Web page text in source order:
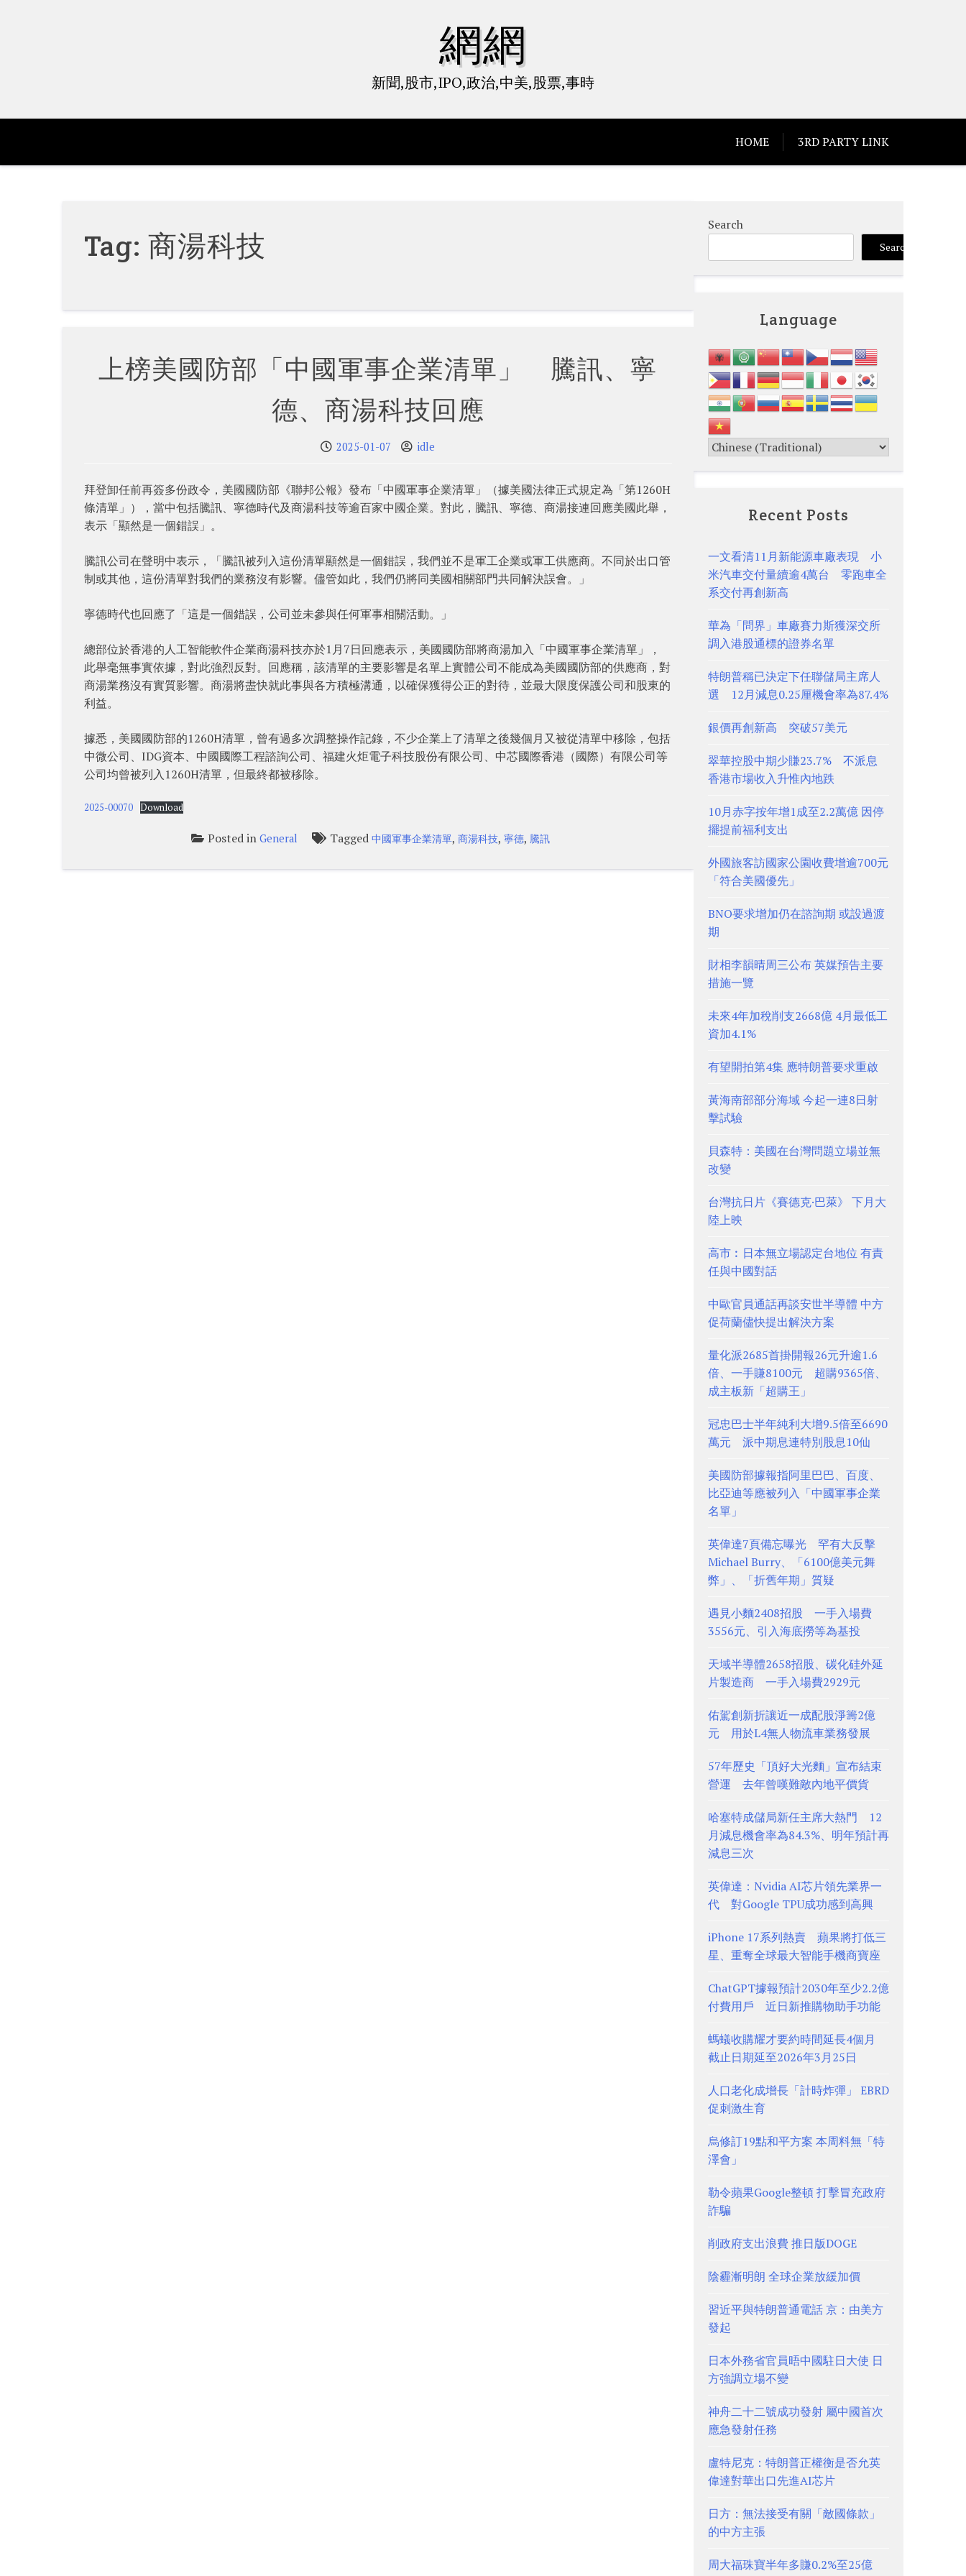
網網
新聞,股市,IPO,政治,中美,股票,事時
HOME 3RD PARTY LINK
Tag: 商湯科技
上榜美國防部「中國軍事企業清單」 騰訊、寧
德、商湯科技回應
2025-01-07 idle
拜登卸任前再簽多份政令，美國國防部《聯邦公報》發布「中國軍事企業清單」（據美國法律正式規定為「第1260H
條清單」），當中包括騰訊、寧德時代及商湯科技等逾百家中國企業。對此，騰訊、寧德、商湯接連回應美國此舉，
表示「顯然是一個錯誤」。
騰訊公司在聲明中表示，「騰訊被列入這份清單顯然是一個錯誤，我們並不是軍工企業或軍工供應商。不同於出口管
制或其他，這份清單對我們的業務沒有影響。儘管如此，我們仍將同美國相關部門共同解決誤會。」
寧德時代也回應了「這是一個錯誤，公司並未參與任何軍事相關活動。」
總部位於香港的人工智能軟件企業商湯科技亦於1月7日回應表示，美國國防部將商湯加入「中國軍事企業清單」，
此舉毫無事實依據，對此強烈反對。回應稱，該清單的主要影響是名單上實體公司不能成為美國國防部的供應商，對
商湯業務沒有實質影響。商湯將盡快就此事與各方積極溝通，以確保獲得公正的對待，並最大限度保護公司和股東的
利益。
據悉，美國國防部的1260H清單，曾有過多次調整操作記錄，不少企業上了清單之後幾個月又被從清單中移除，包括
中微公司、IDG資本、中國國際工程諮詢公司、福建火炬電子科技股份有限公司、中芯國際香港（國際）有限公司等
公司均曾被列入1260H清單，但最終都被移除。
2025-00070 Download
Posted inGeneral Tagged中國軍事企業清單,商湯科技,寧德, 騰訊
Search
Search
Language
Recent Posts
一文看清11月新能源車廠表現 小
米汽車交付量續逾4萬台 零跑車全
系交付再創新高
華為「問界」車廠賽力斯獲深交所
調入港股通標的證券名單
特朗普稱已決定下任聯儲局主席人
選 12月減息0.25厘機會率為87.4%
銀價再創新高 突破57美元
翠華控股中期少賺23.7% 不派息
香港市場收入升惟內地跌
10月赤字按年增1成至2.2萬億 因停
擺提前福利支出
外國旅客訪國家公園收費增逾700元
「符合美國優先」
BNO要求增加仍在諮詢期 或設過渡
期
財相李韻晴周三公布 英媒預告主要
措施一覽
未來4年加稅削支2668億 4月最低工
資加4.1%
有望開拍第4集 應特朗普要求重啟
黃海南部部分海域 今起一連8日射
擊試驗
貝森特：美國在台灣問題立場並無
改變
台灣抗日片《賽德克·巴萊》 下月大
陸上映
高市︰日本無立場認定台地位 有責
任與中國對話
中歐官員通話再談安世半導體 中方
促荷蘭儘快提出解決方案
量化派2685首掛開報26元升逾1.6
倍、一手賺8100元 超購9365倍、
成主板新「超購王」
冠忠巴士半年純利大增9.5倍至6690
萬元 派中期息連特別股息10仙
美國防部據報指阿里巴巴、百度、
比亞迪等應被列入「中國軍事企業
名單」
英偉達7頁備忘曝光 罕有大反擊
Michael Burry、「6100億美元舞
弊」、「折舊年期」質疑
遇見小麵2408招股 一手入場費
3556元、引入海底撈等為基投
天域半導體2658招股、碳化硅外延
片製造商 一手入場費2929元
佑駕創新折讓近一成配股淨籌2億
元 用於L4無人物流車業務發展
57年歷史「頂好大光麵」宣布結束
營運 去年曾嘆難敵內地平價貨
哈塞特成儲局新任主席大熱門 12
月減息機會率為84.3%、明年預計再
減息三次
英偉達：Nvidia AI芯片領先業界一
代 對Google TPU成功感到高興
iPhone 17系列熱賣 蘋果將打低三
星、重奪全球最大智能手機商寶座
ChatGPT據報預計2030年至少2.2億
付費用戶 近日新推購物助手功能
螞蟻收購耀才要約時間延長4個月
截止日期延至2026年3月25日
人口老化成增長「計時炸彈」 EBRD
促刺激生育
烏修訂19點和平方案 本周料無「特
澤會」
勒令蘋果Google整頓 打擊冒充政府
詐騙
削政府支出浪費 推日版DOGE
陰霾漸明朗 全球企業放緩加價
習近平與特朗普通電話 京：由美方
發起
日本外務省官員晤中國駐日大使 日
方強調立場不變
神舟二十二號成功發射 屬中國首次
應急發射任務
盧特尼克：特朗普正權衡是否允英
偉達對華出口先進AI芯片
日方：無法接受有關「敵國條款」
的中方主張
周大福珠寶半年多賺0.2%至25億